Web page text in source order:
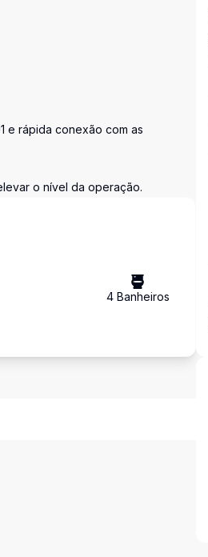
e rápida conexão com as
o nível da operação.
4Banheiros